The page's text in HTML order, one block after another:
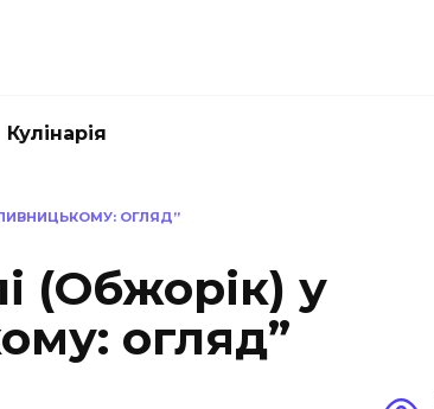
Кулінарія
ОГЛЯД”
(Обжорік) у
огляд”